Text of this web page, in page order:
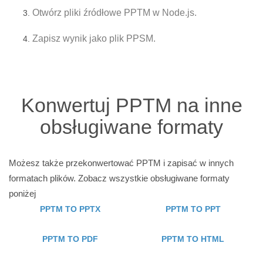
Otwórz pliki źródłowe PPTM w Node.js.
Zapisz wynik jako plik PPSM.
Konwertuj PPTM na inne
obsługiwane formaty
Możesz także przekonwertować PPTM i zapisać w innych
formatach plików. Zobacz wszystkie obsługiwane formaty
poniżej
PPTM TO PPTX PPTM TO PPT
PPTM TO PDF PPTM TO HTML